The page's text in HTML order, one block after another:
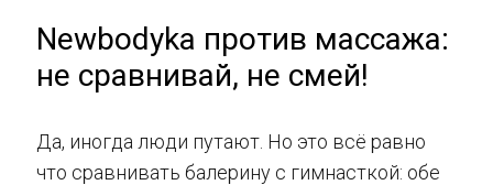
Newbodyka против массажа:
не сравнивай, не смей!
Да, иногда люди путают. Но это всё равно
что сравнивать балерину с гимнасткой: обе